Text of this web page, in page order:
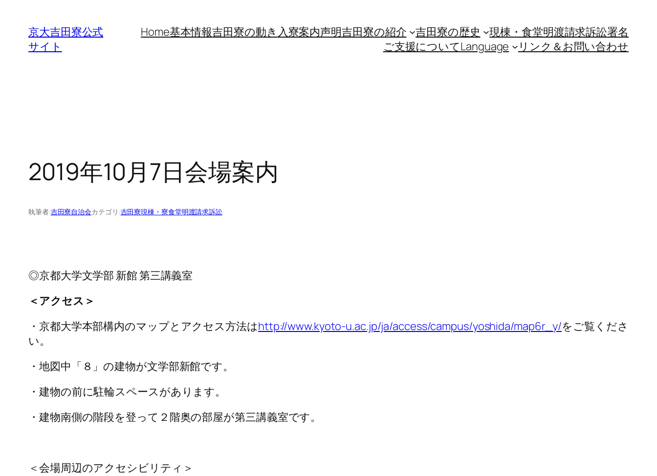
京大吉田寮公式
サイト
Home基本情報吉田寮の動き 入寮案内声明吉田寮の紹介 吉田寮の歴史 現棟・食堂明渡請求訴訟署名
ご支援についてLanguage リンク＆お問い合わせ
2019年10月7日会場案内
執筆者:吉田寮自治会カテゴリ:吉田寮現棟・寮食堂明渡請求訴訟
◎京都大学文学部 新館 第三講義室
＜アクセス＞
・京都大学本部構内のマップとアクセス方法はhttp://www.kyoto-u.ac.jp/ja/access/campus/yoshida/map6r_y/をご覧くださ
い。
・地図中「８」の建物が文学部新館です。
・建物の前に駐輪スペースがあります。
・建物南側の階段を登って２階奥の部屋が第三講義室です。
＜会場周辺のアクセシビリティ＞